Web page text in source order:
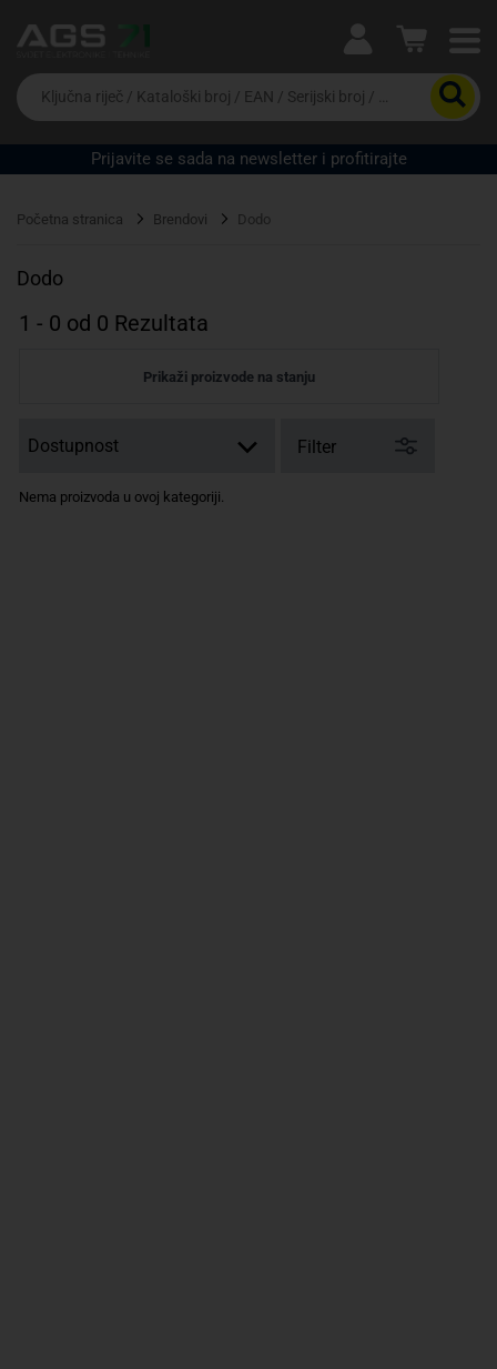
Ova postavka prilagođava asortiman proizvoda i
cijene vašim potrebama.
Da
biste
potražili
proizvod,
unesite
riječ,
EAN
serijski
Prijavite se sada na newsletter i profitirajte
Početna stranica Brendovi Dodo
Dodo
1 - 0 od 0 Rezultata
Prikaži proizvode na stanju
Filter
Nema proizvoda u ovoj kategoriji.